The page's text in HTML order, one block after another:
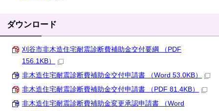
ダウンロード
刈谷市非木造住宅耐震診断費補助金交付要綱 （PDF
156.1KB）
非木造住宅耐震診断費補助金交付申請書 （Word 53.0KB）
非木造住宅耐震診断費補助金交付申請書 （PDF 81.4KB）
非木造住宅耐震診断費補助金変更承認申請書 （Word